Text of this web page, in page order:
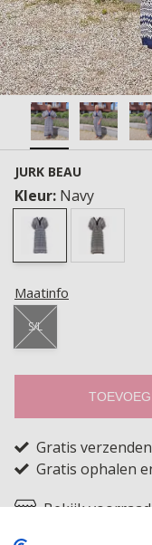
JURK BEAU
Kleur: Navy
Maatinfo
S/L
Gratis
Gratis ophalen
Bekijk